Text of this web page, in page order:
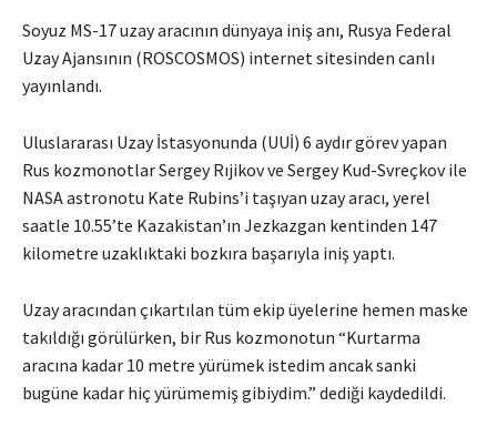
Soyuz MS-17 uzay aracının dünyaya iniş anı, Rusya Federal
Uzay Ajansının (ROSCOSMOS) internet sitesinden canlı
yayınlandı.
Uluslararası Uzay İstasyonunda (UUİ) 6 aydır görev yapan
Rus kozmonotlar Sergey Rıjikov ve Sergey Kud-Svreçkov ile
NASA astronotu Kate Rubins’i taşıyan uzay aracı, yerel
saatle 10.55’te Kazakistan’ın Jezkazgan kentinden 147
kilometre uzaklıktaki bozkıra başarıyla iniş yaptı.
Uzay aracından çıkartılan tüm ekip üyelerine hemen maske
takıldığı görülürken, bir Rus kozmonotun “Kurtarma
aracına kadar 10 metre yürümek istedim ancak sanki
bugüne kadar hiç yürümemiş gibiydim.” dediği kaydedildi.